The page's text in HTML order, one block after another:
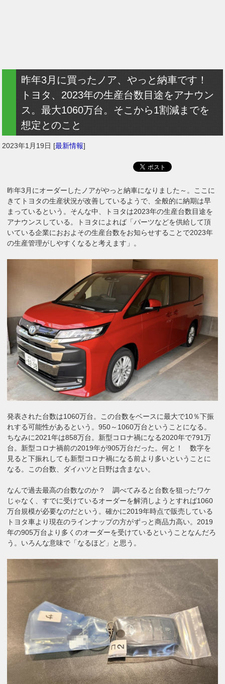
昨年3月に買ったノア、やっと納車です！
トヨタ、2023年の生産台数目途をアナウン
ス。最大1060万台。そこから1割減までを
想定とのこと
2023年1月19日 [最新情報]
昨年3月にオーダーしたノアがやっと納車になりました～。ここに
きてトヨタの生産状況が改善しているようで、全般的に納期は早
まっているという。そんな中、トヨタは2023年の生産台数目途を
アナウンスしている。トヨタによれば「パーツなどを供給して頂
いている企業におおよその生産台数をお知らせすることで2023年
の生産管理がしやすくなると考えます」。
発表された台数は1060万台。この台数をベースに最大で10％下振
れする可能性があるという。950～1060万台ということになる。
ちなみに2021年は858万台。新型コロナ禍になる2020年で791万
台。新型コロナ禍前の2019年が905万台だった。何と！ 数字を
見ると下振れしても新型コロナ禍になる前より多いということに
なる。この台数、ダイハツと日野は含まない。
なんで過去最高の台数なのか？ 調べてみると台数を狙ったワケ
じゃなく、すでに受けているオーダーを解消しようとすれば1060
万台規模が必要なのだという。確かに2019年時点で販売している
トヨタ車より現在のラインナップの方がずっと商品力高い。2019
年の905万台より多くのオーダーを受けているということなんだろ
う。いろんな意味で「なるほど」と思う。